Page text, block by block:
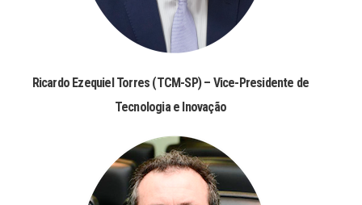
Ricardo Ezequiel Torres (TCM-SP) – Vice-Presidente de
Tecnologia e Inovação